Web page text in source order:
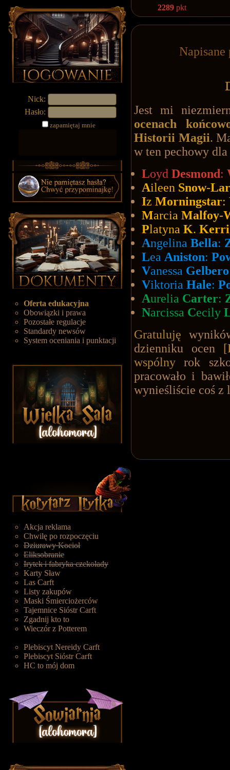
Nick:
Hasło:
zapamiętaj mnie
Oferta edukacyjna
Obowiązki i prawa
Pozostałe regulacje
Standardy newsów
System oceniania i punktacji
Akcja reklama
Chwilę po rozpoczęciu
Dziurawy Kocioł
Eliksobranie
Irytek i fabryka czekolady
Karty Sław
Las Carft
Listy zakupów
Maski Śmierciożerców
Tajemnice Sióstr Carft
Zgadnij kto to
Wieczór z Potterem
Plebiscyt Nereidy Carft
Plebiscyt Sióstr Carft
HC to mój dom
2289pkt
Napisane
Jest mi
ocenach
Historii Magii.
w ten pechowy
Loyd Desmond:
Aileen Snow-
Iz Morningstar:
Marcia Malfoy-
Platyna K.
Angelina Bella:
Lea Aniston:
Vanessa Gelbero
Viktoria Hale:
Aurelia Carter:
Narcissa Cecily
Gratuluję
dzienniku ocen
wspólny rok
pracowało i
wynieśliście coś